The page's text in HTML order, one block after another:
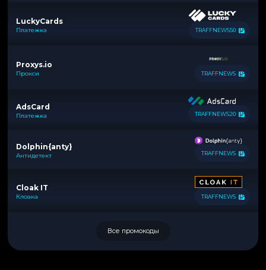
LuckyCards
Платежка TRAFFNEWS50
Proxys.io
Прокси TRAFFNEWS
AdsCard
Платежка TRAFFNEWS20
Dolphin{anty}
Антидетект TRAFFNEWS
Cloak IT
Клоака TRAFFNEWS
Все промокоды